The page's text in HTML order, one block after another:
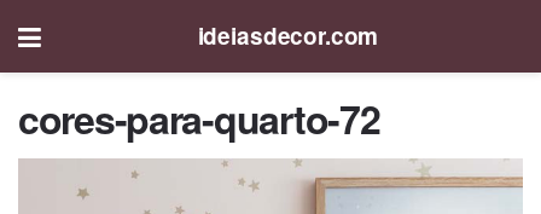
ideiasdecor.com
cores-para-quarto-72